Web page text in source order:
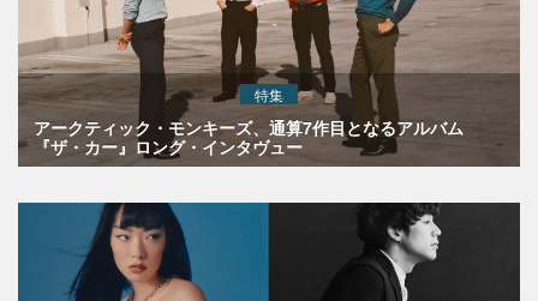
特集
アークティック・モンキーズ、通算7作目となるアルバム
『ザ・カー』ロング・インタヴュー